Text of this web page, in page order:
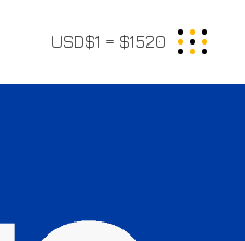
USD$1 = $1520